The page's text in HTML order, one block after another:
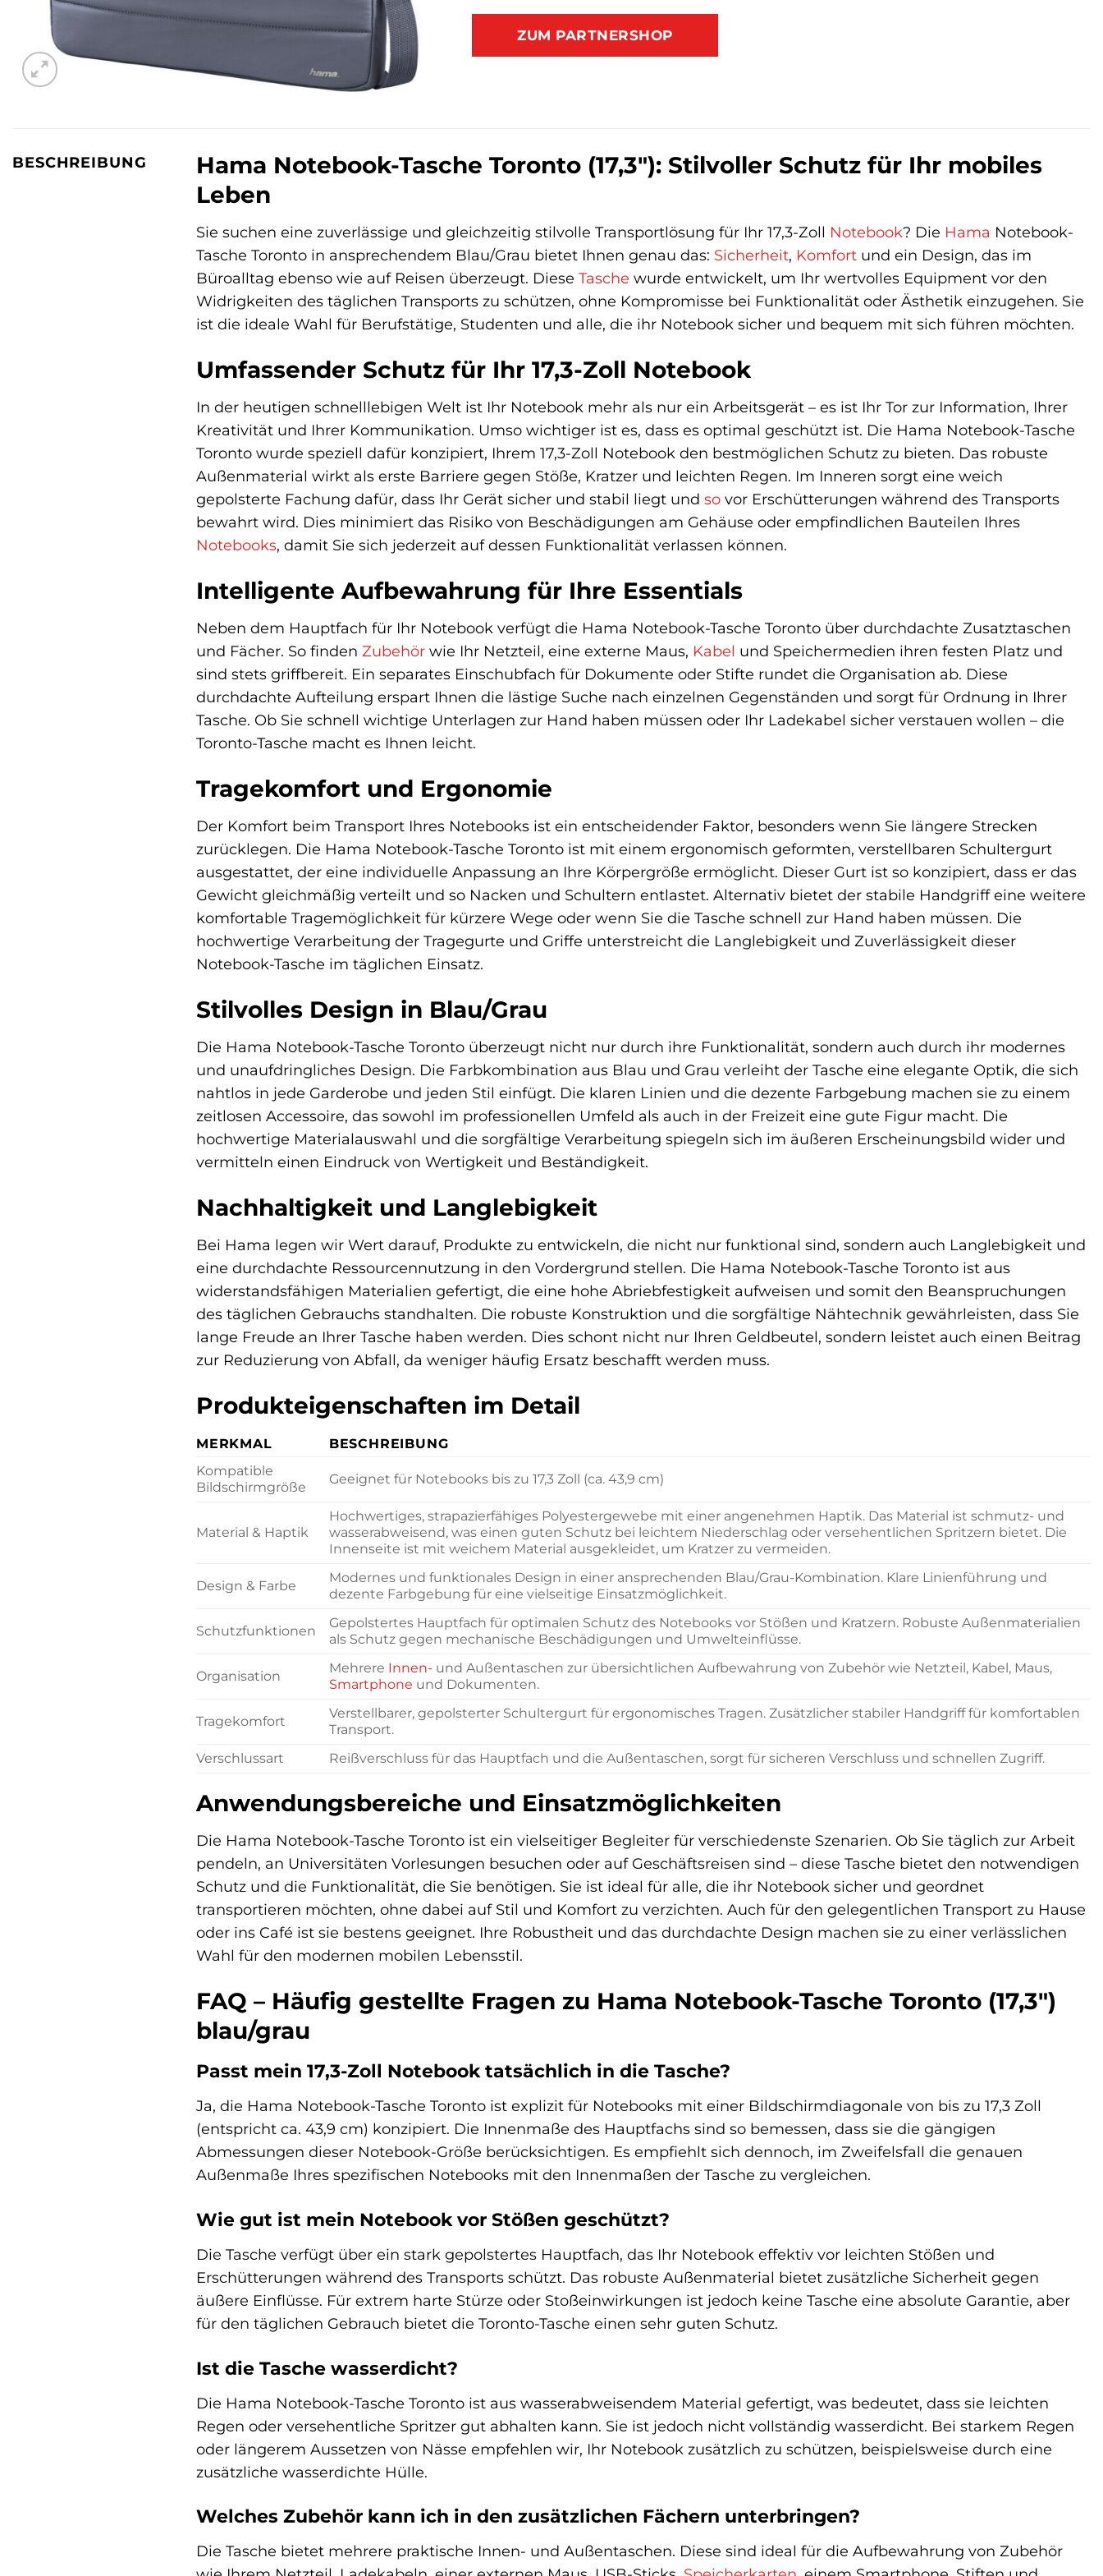
ZUM PARTNERSHOP
BESCHREIBUNG
Hama Notebook-Tasche Toronto (17,3″): Stilvoller Schutz für Ihr mobiles
Leben
Sie suchen eine zuverlässige und gleichzeitig stilvolle Transportlösung für Ihr 17,3-Zoll Notebook? Die Hama Notebook-
Tasche Toronto in ansprechendem Blau/Grau bietet Ihnen genau das: Sicherheit, Komfort und ein Design, das im
Büroalltag ebenso wie auf Reisen überzeugt. Diese Tasche wurde entwickelt, um Ihr wertvolles Equipment vor den
Widrigkeiten des täglichen Transports zu schützen, ohne Kompromisse bei Funktionalität oder Ästhetik einzugehen. Sie
ist die ideale Wahl für Berufstätige, Studenten und alle, die ihr Notebook sicher und bequem mit sich führen möchten.
Umfassender Schutz für Ihr 17,3-Zoll Notebook
In der heutigen schnelllebigen Welt ist Ihr Notebook mehr als nur ein Arbeitsgerät – es ist Ihr Tor zur Information, Ihrer
Kreativität und Ihrer Kommunikation. Umso wichtiger ist es, dass es optimal geschützt ist. Die Hama Notebook-Tasche
Toronto wurde speziell dafür konzipiert, Ihrem 17,3-Zoll Notebook den bestmöglichen Schutz zu bieten. Das robuste
Außenmaterial wirkt als erste Barriere gegen Stöße, Kratzer und leichten Regen. Im Inneren sorgt eine weich
gepolsterte Fachung dafür, dass Ihr Gerät sicher und stabil liegt und so vor Erschütterungen während des Transports
bewahrt wird. Dies minimiert das Risiko von Beschädigungen am Gehäuse oder empfindlichen Bauteilen Ihres
Notebooks, damit Sie sich jederzeit auf dessen Funktionalität verlassen können.
Intelligente Aufbewahrung für Ihre Essentials
Neben dem Hauptfach für Ihr Notebook verfügt die Hama Notebook-Tasche Toronto über durchdachte Zusatztaschen
und Fächer. So finden Zubehör wie Ihr Netzteil, eine externe Maus, Kabel und Speichermedien ihren festen Platz und
sind stets griffbereit. Ein separates Einschubfach für Dokumente oder Stifte rundet die Organisation ab. Diese
durchdachte Aufteilung erspart Ihnen die lästige Suche nach einzelnen Gegenständen und sorgt für Ordnung in Ihrer
Tasche. Ob Sie schnell wichtige Unterlagen zur Hand haben müssen oder Ihr Ladekabel sicher verstauen wollen – die
Toronto-Tasche macht es Ihnen leicht.
Tragekomfort und Ergonomie
Der Komfort beim Transport Ihres Notebooks ist ein entscheidender Faktor, besonders wenn Sie längere Strecken
zurücklegen. Die Hama Notebook-Tasche Toronto ist mit einem ergonomisch geformten, verstellbaren Schultergurt
ausgestattet, der eine individuelle Anpassung an Ihre Körpergröße ermöglicht. Dieser Gurt ist so konzipiert, dass er das
Gewicht gleichmäßig verteilt und so Nacken und Schultern entlastet. Alternativ bietet der stabile Handgriff eine weitere
komfortable Tragemöglichkeit für kürzere Wege oder wenn Sie die Tasche schnell zur Hand haben müssen. Die
hochwertige Verarbeitung der Tragegurte und Griffe unterstreicht die Langlebigkeit und Zuverlässigkeit dieser
Notebook-Tasche im täglichen Einsatz.
Stilvolles Design in Blau/Grau
Die Hama Notebook-Tasche Toronto überzeugt nicht nur durch ihre Funktionalität, sondern auch durch ihr modernes
und unaufdringliches Design. Die Farbkombination aus Blau und Grau verleiht der Tasche eine elegante Optik, die sich
nahtlos in jede Garderobe und jeden Stil einfügt. Die klaren Linien und die dezente Farbgebung machen sie zu einem
zeitlosen Accessoire, das sowohl im professionellen Umfeld als auch in der Freizeit eine gute Figur macht. Die
hochwertige Materialauswahl und die sorgfältige Verarbeitung spiegeln sich im äußeren Erscheinungsbild wider und
vermitteln einen Eindruck von Wertigkeit und Beständigkeit.
Nachhaltigkeit und Langlebigkeit
Bei Hama legen wir Wert darauf, Produkte zu entwickeln, die nicht nur funktional sind, sondern auch Langlebigkeit und
eine durchdachte Ressourcennutzung in den Vordergrund stellen. Die Hama Notebook-Tasche Toronto ist aus
widerstandsfähigen Materialien gefertigt, die eine hohe Abriebfestigkeit aufweisen und somit den Beanspruchungen
des täglichen Gebrauchs standhalten. Die robuste Konstruktion und die sorgfältige Nähtechnik gewährleisten, dass Sie
lange Freude an Ihrer Tasche haben werden. Dies schont nicht nur Ihren Geldbeutel, sondern leistet auch einen Beitrag
zur Reduzierung von Abfall, da weniger häufig Ersatz beschafft werden muss.
Produkteigenschaften im Detail
MERKMAL
BESCHREIBUNG
Kompatible
Bildschirmgröße
Geeignet für Notebooks bis zu 17,3 Zoll (ca. 43,9 cm)
Material & Haptik
Hochwertiges, strapazierfähiges Polyestergewebe mit einer angenehmen Haptik. Das Material ist schmutz- und
wasserabweisend, was einen guten Schutz bei leichtem Niederschlag oder versehentlichen Spritzern bietet. Die
Innenseite ist mit weichem Material ausgekleidet, um Kratzer zu vermeiden.
Design & Farbe
Modernes und funktionales Design in einer ansprechenden Blau/Grau-Kombination. Klare Linienführung und
dezente Farbgebung für eine vielseitige Einsatzmöglichkeit.
Schutzfunktionen
Gepolstertes Hauptfach für optimalen Schutz des Notebooks vor Stößen und Kratzern. Robuste Außenmaterialien
als Schutz gegen mechanische Beschädigungen und Umwelteinflüsse.
Organisation
Mehrere Innen-und Außentaschen zur übersichtlichen Aufbewahrung von Zubehör wie Netzteil, Kabel, Maus,
Smartphone und Dokumenten.
Tragekomfort
Verstellbarer, gepolsterter Schultergurt für ergonomisches Tragen. Zusätzlicher stabiler Handgriff für komfortablen
Transport.
Verschlussart
Reißverschluss für das Hauptfach und die Außentaschen, sorgt für sicheren Verschluss und schnellen Zugriff.
Anwendungsbereiche und Einsatzmöglichkeiten
Die Hama Notebook-Tasche Toronto ist ein vielseitiger Begleiter für verschiedenste Szenarien. Ob Sie täglich zur Arbeit
pendeln, an Universitäten Vorlesungen besuchen oder auf Geschäftsreisen sind – diese Tasche bietet den notwendigen
Schutz und die Funktionalität, die Sie benötigen. Sie ist ideal für alle, die ihr Notebook sicher und geordnet
transportieren möchten, ohne dabei auf Stil und Komfort zu verzichten. Auch für den gelegentlichen Transport zu Hause
oder ins Café ist sie bestens geeignet. Ihre Robustheit und das durchdachte Design machen sie zu einer verlässlichen
Wahl für den modernen mobilen Lebensstil.
FAQ – Häufig gestellte Fragen zu Hama Notebook-Tasche Toronto (17,3″)
blau/grau
Passt mein 17,3-Zoll Notebook tatsächlich in die Tasche?
Ja, die Hama Notebook-Tasche Toronto ist explizit für Notebooks mit einer Bildschirmdiagonale von bis zu 17,3 Zoll
(entspricht ca. 43,9 cm) konzipiert. Die Innenmaße des Hauptfachs sind so bemessen, dass sie die gängigen
Abmessungen dieser Notebook-Größe berücksichtigen. Es empfiehlt sich dennoch, im Zweifelsfall die genauen
Außenmaße Ihres spezifischen Notebooks mit den Innenmaßen der Tasche zu vergleichen.
Wie gut ist mein Notebook vor Stößen geschützt?
Die Tasche verfügt über ein stark gepolstertes Hauptfach, das Ihr Notebook effektiv vor leichten Stößen und
Erschütterungen während des Transports schützt. Das robuste Außenmaterial bietet zusätzliche Sicherheit gegen
äußere Einflüsse. Für extrem harte Stürze oder Stoßeinwirkungen ist jedoch keine Tasche eine absolute Garantie, aber
für den täglichen Gebrauch bietet die Toronto-Tasche einen sehr guten Schutz.
Ist die Tasche wasserdicht?
Die Hama Notebook-Tasche Toronto ist aus wasserabweisendem Material gefertigt, was bedeutet, dass sie leichten
Regen oder versehentliche Spritzer gut abhalten kann. Sie ist jedoch nicht vollständig wasserdicht. Bei starkem Regen
oder längerem Aussetzen von Nässe empfehlen wir, Ihr Notebook zusätzlich zu schützen, beispielsweise durch eine
zusätzliche wasserdichte Hülle.
Welches Zubehör kann ich in den zusätzlichen Fächern unterbringen?
Die Tasche bietet mehrere praktische Innen- und Außentaschen. Diese sind ideal für die Aufbewahrung von Zubehör